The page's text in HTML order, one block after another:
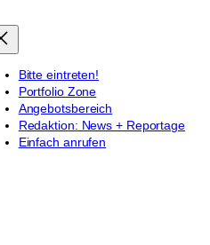
Bitte eintreten!
Portfolio Zone
Angebotsbereich
Redaktion: News + Reportage
Einfach anrufen